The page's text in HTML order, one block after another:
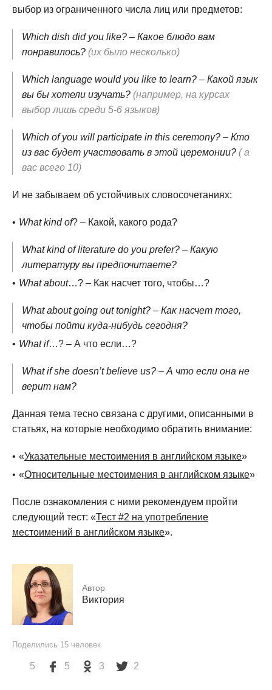
выбор из ограниченного числа лиц или предметов:
Which dish did you like? – Какое блюдо вам
понравилось? (их было несколько)
Which language would you like to learn? – Какой язык
вы бы хотели изучать? (например, на курсах
выбор лишь среди 5-6 языков)
Which of you will participate in this ceremony? – Кто
из вас будет участвовать в этой церемонии? ( а
вас всего 10)
И не забываем об устойчивых словосочетаниях:
What kind of? – Какой, какого рода?
What kind of literature do you prefer? – Какую
литературу вы предпочитаете?
What about…? – Как насчет того, чтобы…?
What about going out tonight? – Как насчет того,
чтобы пойти куда-нибудь сегодня?
What if…? – А что если…?
What if she doesn’t believe us? – А что если она не
верит нам?
Данная тема тесно связана с другими, описанными в
статьях, на которые необходимо обратить внимание:
«Указательные местоимения в английском языке»
«Относительные местоимения в английском языке»
После ознакомления с ними рекомендуем пройти
следующий тест: «Тест #2 на употребление
местоимений в английском языке».
Автор
Виктория
Поделились 15 человек
5 5 3 2